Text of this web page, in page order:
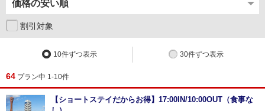
割引対象
10件ずつ表示 30件ずつ表示
64 プラン中 1-10件
【ショートステイだからお得】17:00IN/10:00OUT（食事な